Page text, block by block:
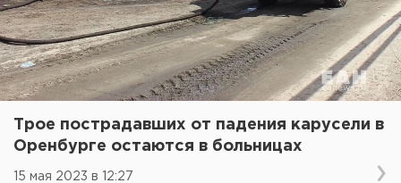
Трое пострадавших от падения карусели в
Оренбурге остаются в больницах
15 мая 2023 в 12:27